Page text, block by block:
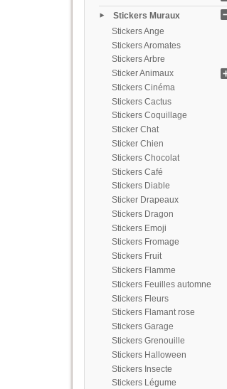
Stickers Muraux
Stickers Ange
Stickers Aromates
Stickers Arbre
Sticker Animaux
Stickers Cinéma
Stickers Cactus
Stickers Coquillage
Sticker Chat
Sticker Chien
Stickers Chocolat
Stickers Café
Stickers Diable
Sticker Drapeaux
Stickers Dragon
Stickers Emoji
Stickers Fromage
Stickers Fruit
Stickers Flamme
Stickers Feuilles automne
Stickers Fleurs
Stickers Flamant rose
Stickers Garage
Stickers Grenouille
Stickers Halloween
Stickers Insecte
Stickers Légume